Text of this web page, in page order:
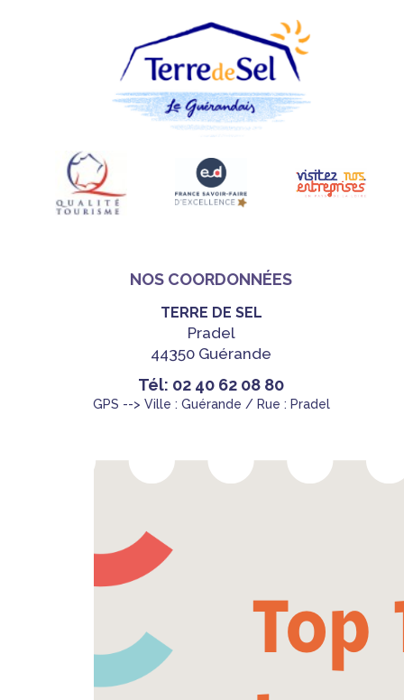
NOS COORDONNÉES
TERRE DE SEL
Pradel
44350 Guérande
Tél: 02 40 62 08 80
GPS --> Ville : Guérande / Rue : Pradel